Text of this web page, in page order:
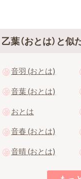
乙葉（おとは）と似
音羽 (おとは)
音葉 (おとは)
おとは
音春 (おとは)
音晴 (おとは)